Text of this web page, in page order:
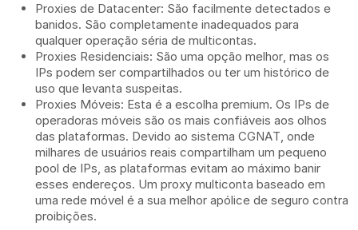
Proxies de Datacenter: São facilmente detectados e
banidos. São completamente inadequados para
qualquer operação séria de multicontas.
Proxies Residenciais: São uma opção melhor, mas os
IPs podem ser compartilhados ou ter um histórico de
uso que levanta suspeitas.
Proxies Móveis: Esta é a escolha premium. Os IPs de
operadoras móveis são os mais confiáveis aos olhos
das plataformas. Devido ao sistema CGNAT, onde
milhares de usuários reais compartilham um pequeno
pool de IPs, as plataformas evitam ao máximo banir
esses endereços. Um proxy multiconta baseado em
uma rede móvel é a sua melhor apólice de seguro contra
proibições.